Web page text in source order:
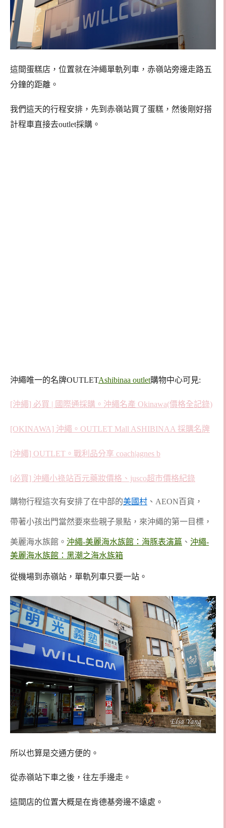
這間蛋糕店，位置就在沖繩單軌列車，赤嶺站旁邊走路五
分鐘的距離。
我們這天的行程安排，先到赤嶺站買了蛋糕，然後剛好搭
計程車直接去outlet採購。
沖繩唯一的名牌OUTLETAshibinaa outlet購物中心可見:
[沖繩] 必買 | 國際通採購。沖繩名產 Okinawa(價格全記錄)
[OKINAWA] 沖繩。OUTLET Mall ASHIBINAA 採購名牌
[沖繩] OUTLET。戰利品分享 coach|agnes b
[必買] 沖繩小祿站百元藥妝價格、jusco超市價格紀錄
購物行程這次有安排了在中部的美國村 、AEON百貨，
帶著小孩出門當然要來些親子景點，來沖繩的第一目標，
美麗海水族館。 沖繩-美麗海水族館：海豚表演篇 、 沖繩-
美麗海水族館：黑潮之海水族箱
從機場到赤嶺站，單軌列車只要一站。
所以也算是交通方便的。
從赤嶺站下車之後，往左手邊走。
這間店的位置大概是在肯德基旁邊不遠處。